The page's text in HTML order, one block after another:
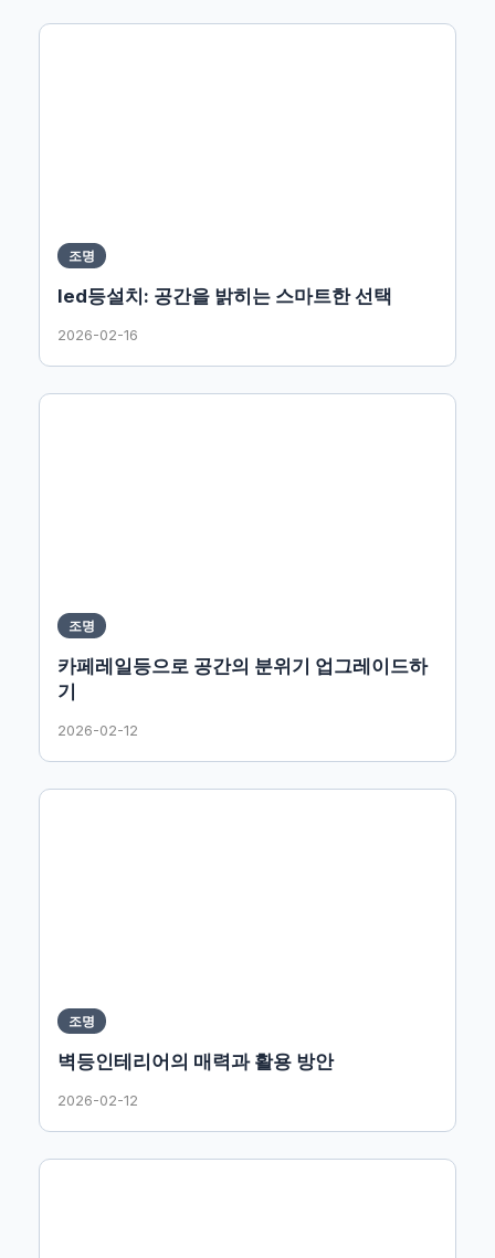
조명
led등설치: 공간을 밝히는 스마트한 선택
2026-02-16
조명
카페레일등으로 공간의 분위기 업그레이드하
기
2026-02-12
조명
벽등인테리어의 매력과 활용 방안
2026-02-12